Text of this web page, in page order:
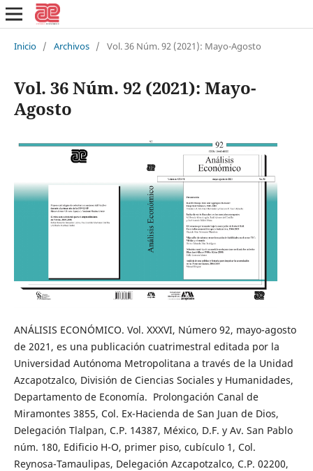
Inicio / Archivos / Vol. 36 Núm. 92 (2021): Mayo-Agosto
Vol. 36 Núm. 92 (2021): Mayo-
Agosto
ANÁLISIS ECONÓMICO. Vol. XXXVI, Número 92, mayo-agosto
de 2021, es una publicación cuatrimestral editada por la
Universidad Autónoma Metropolitana a través de la Unidad
Azcapotzalco, División de Ciencias Sociales y Humanidades,
Departamento de Economía. Prolongación Canal de
Miramontes 3855, Col. Ex-Hacienda de San Juan de Dios,
Delegación Tlalpan, C.P. 14387, México, D.F. y Av. San Pablo
núm. 180, Edificio H-O, primer piso, cubículo 1, Col.
Reynosa-Tamaulipas, Delegación Azcapotzalco, C.P. 02200,